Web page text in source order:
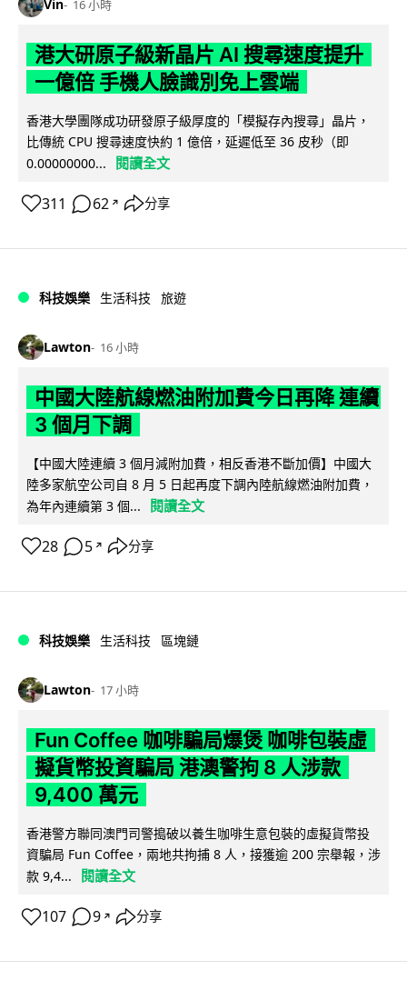
Vin 16 小時
港大研原子級新晶片 AI 搜尋速度提升
一億倍 手機人臉識別免上雲端
香港大學團隊成功研發原子級厚度的「模擬存內搜尋」晶片，
比傳統 CPU 搜尋速度快約 1 億倍，延遲低至 36 皮秒（即
0.00000000...
閱讀全文
311 62 ↗ 分享
科技娛樂 生活科技 旅遊
Lawton 16 小時
中國大陸航線燃油附加費今日再降 連續
3 個月下調
【中國大陸連續 3 個月減附加費，相反香港不斷加價】中國大
陸多家航空公司自 8 月 5 日起再度下調內陸航線燃油附加費，
為年內連續第 3 個...
閱讀全文
28 5 ↗ 分享
科技娛樂 生活科技 區塊鏈
Lawton 17 小時
Fun Coffee 咖啡騙局爆煲 咖啡包裝虛
擬貨幣投資騙局 港澳警拘 8 人涉款
9,400 萬元
香港警方聯同澳門司警搗破以養生咖啡生意包裝的虛擬貨幣投
資騙局 Fun Coffee，兩地共拘捕 8 人，接獲逾 200 宗舉報，涉
款 9,4...
閱讀全文
107 9 ↗ 分享